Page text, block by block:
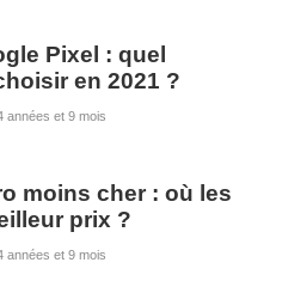
Pixel : quel
en 2021 ?
années et 9 mois
moins cher : où les
prix ?
années et 9 mois